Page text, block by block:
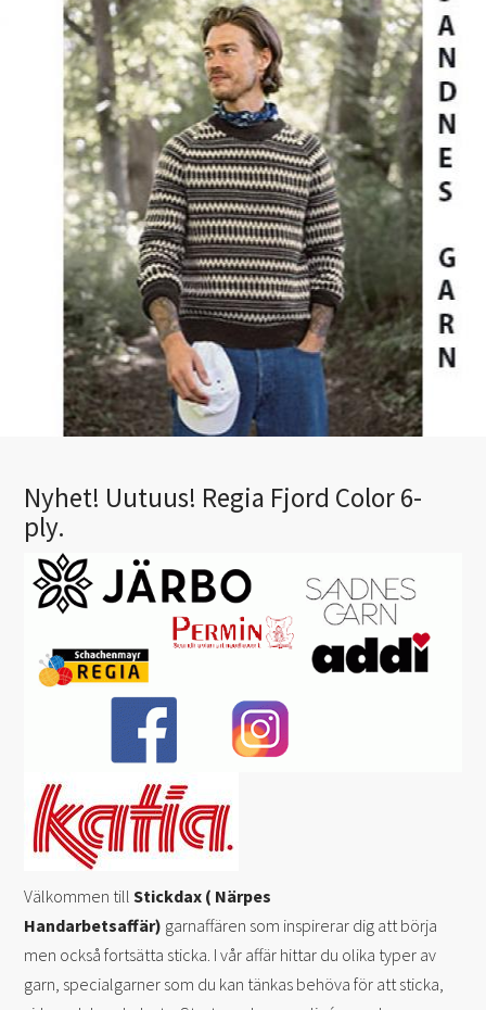
Nyhet! Uutuus! Regia Fjord Color 6-
ply.
Välkommen tillStickdax ( Närpes
Handarbetsaffär) garnaffären som inspirerar dig att börja
men också fortsätta sticka. I vår affär hittar du olika typer av
garn, specialgarner som du kan tänkas behöva för att sticka,